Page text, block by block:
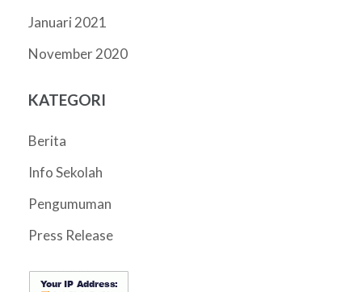
Januari 2021
November 2020
KATEGORI
Berita
Info Sekolah
Pengumuman
Press Release